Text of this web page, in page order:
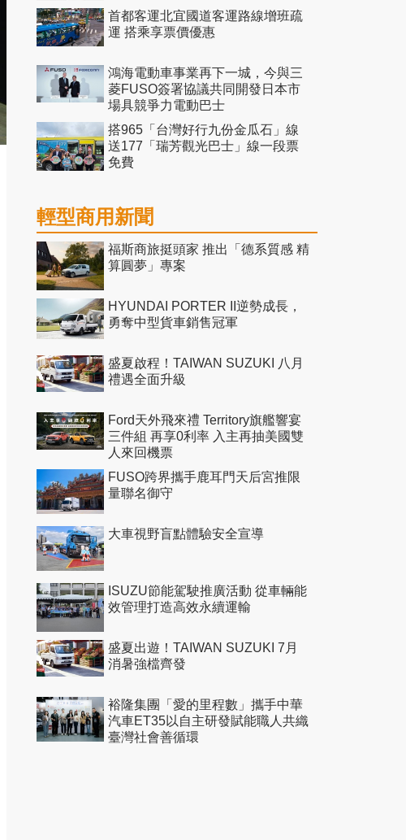
首都客運北宜國道客運路線增班疏
運 搭乘享票價優惠
鴻海電動車事業再下一城，今與三
菱FUSO簽署協議共同開發日本市
場具競爭力電動巴士
搭965「台灣好行九份金瓜石」線
送177「瑞芳觀光巴士」線一段票
免費
輕型商用新聞
福斯商旅挺頭家 推出「德系質感 精
算圓夢」專案
HYUNDAI PORTER II逆勢成長，
勇奪中型貨車銷售冠軍
盛夏啟程！TAIWAN SUZUKI 八月
禮遇全面升級
Ford天外飛來禮 Territory旗艦響宴
三件組 再享0利率 入主再抽美國雙
人來回機票
FUSO跨界攜手鹿耳門天后宮推限
量聯名御守
大車視野盲點體驗安全宣導
ISUZU節能駕駛推廣活動 從車輛能
效管理打造高效永續運輸
盛夏出遊！TAIWAN SUZUKI 7月
消暑強檔齊發
裕隆集團「愛的里程數」攜手中華
汽車ET35以自主研發賦能職人共織
臺灣社會善循環